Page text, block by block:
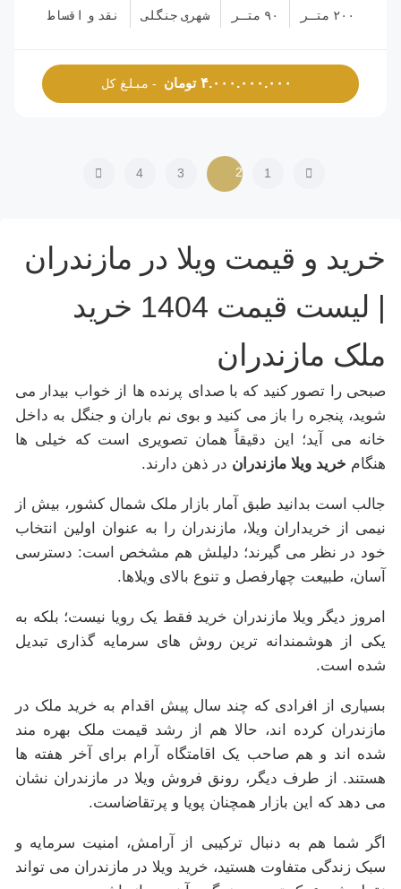
۲۰۰ متـر ۹۰ متـر شهری جنگلی نقد و اقساط
۴.۰۰۰.۰۰۰.۰۰۰ تومان - مبلغ کل
1
2
3
4
خرید و قیمت ویلا در مازندران
| لیست قیمت 1404 خرید
ملک مازندران
صبحی را تصور کنید که با صدای پرنده ها از خواب بیدار می
شوید، پنجره را باز می کنید و بوی نم باران و جنگل به داخل
خانه می آید؛ این دقیقاً همان تصویری است که خیلی ها
هنگام خرید ویلا مازندران در ذهن دارند.
جالب است بدانید طبق آمار بازار ملک شمال کشور، بیش از
نیمی از خریداران ویلا، مازندران را به عنوان اولین انتخاب
خود در نظر می گیرند؛ دلیلش هم مشخص است: دسترسی
آسان، طبیعت چهارفصل و تنوع بالای ویلاها.
امروز دیگر ویلا مازندران خرید فقط یک رویا نیست؛ بلکه به
یکی از هوشمندانه ترین روش های سرمایه گذاری تبدیل
شده است.
بسیاری از افرادی که چند سال پیش اقدام به خرید ملک در
مازندران کرده اند، حالا هم از رشد قیمت ملک بهره مند
شده اند و هم صاحب یک اقامتگاه آرام برای آخر هفته ها
هستند. از طرف دیگر، رونق فروش ویلا در مازندران نشان
می دهد که این بازار همچنان پویا و پرتقاضاست.
اگر شما هم به دنبال ترکیبی از آرامش، امنیت سرمایه و
سبک زندگی متفاوت هستید، خرید ویلا در مازندران می تواند